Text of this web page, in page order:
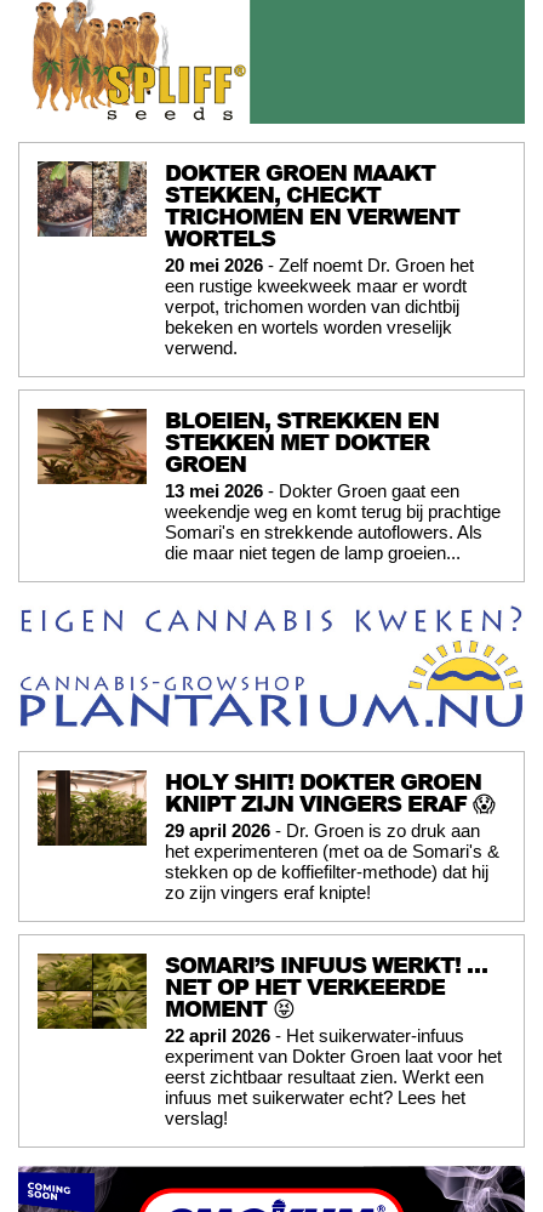
DOKTER GROEN MAAKT
STEKKEN, CHECKT
TRICHOMEN EN VERWENT
WORTELS
20 mei 2026 - Zelf noemt Dr. Groen het
een rustige kweekweek maar er wordt
verpot, trichomen worden van dichtbij
bekeken en wortels worden vreselijk
verwend.
BLOEIEN, STREKKEN EN
STEKKEN MET DOKTER
GROEN
13 mei 2026 - Dokter Groen gaat een
weekendje weg en komt terug bij prachtige
Somari's en strekkende autoflowers. Als
die maar niet tegen de lamp groeien...
HOLY SHIT! DOKTER GROEN
KNIPT ZIJN VINGERS ERAF 😱
29 april 2026 - Dr. Groen is zo druk aan
het experimenteren (met oa de Somari's &
stekken op de koffiefilter-methode) dat hij
zo zijn vingers eraf knipte!
SOMARI’S INFUUS WERKT! …
NET OP HET VERKEERDE
MOMENT 😝
22 april 2026 - Het suikerwater-infuus
experiment van Dokter Groen laat voor het
eerst zichtbaar resultaat zien. Werkt een
infuus met suikerwater echt? Lees het
verslag!